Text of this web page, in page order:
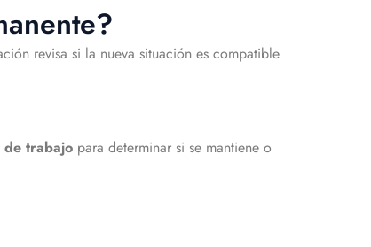
revisa si la nueva situación es compatible
de trabajo para determinar si se mantiene o